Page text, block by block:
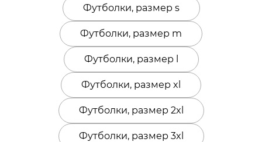
Футболки, размер s
Футболки, размер m
Футболки, размер l
Футболки, размер xl
Футболки, размер 2xl
Футболки, размер 3xl